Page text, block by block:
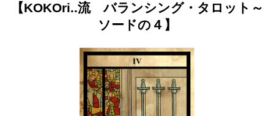
【KOKOri..流 バランシング・タロット～
ソードの４】